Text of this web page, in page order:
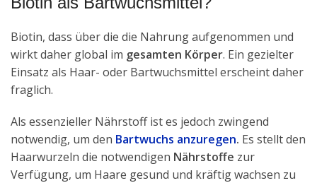
Biotin, dass über die die Nahrung aufgenommen und
wirkt daher global im gesamten Körper. Ein gezielter
Einsatz als Haar- oder Bartwuchsmittel erscheint daher
fraglich.
Als essenzieller Nährstoff ist es jedoch zwingend
notwendig, um den Bartwuchs anzuregen. Es stellt den
Haarwurzeln die notwendigen Nährstoffe zur
Verfügung, um Haare gesund und kräftig wachsen zu